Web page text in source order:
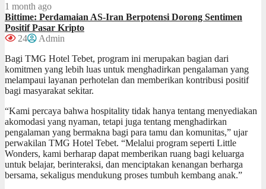
1 month ago
Bittime: Perdamaian AS-Iran Berpotensi Dorong Sentimen
Positif Pasar Kripto
24
Admin
Bagi TMG Hotel Tebet, program ini merupakan bagian dari
komitmen yang lebih luas untuk menghadirkan pengalaman yang
melampaui layanan perhotelan dan memberikan kontribusi positif
bagi masyarakat sekitar.
“Kami percaya bahwa hospitality tidak hanya tentang menyediakan
akomodasi yang nyaman, tetapi juga tentang menghadirkan
pengalaman yang bermakna bagi para tamu dan komunitas,” ujar
perwakilan TMG Hotel Tebet. “Melalui program seperti Little
Wonders, kami berharap dapat memberikan ruang bagi keluarga
untuk belajar, berinteraksi, dan menciptakan kenangan berharga
bersama, sekaligus mendukung proses tumbuh kembang anak.”